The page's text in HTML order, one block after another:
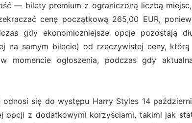
— bilety premium z ograniczoną liczbą
cenę początkową 265,00 EUR,
gdy ekonomiczniejsze opcje pozostają
na samym bilecie) od rzeczywistej ceny,
momencie ogłoszenia, podczas gdy
odnosi się do występu Harry Styles 14
opcji z dodatkowymi korzyściami, takimi jak